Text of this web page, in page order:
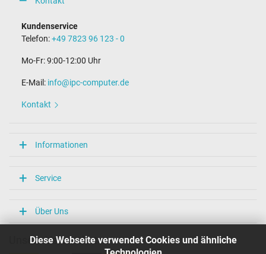
Diese Webseite verwendet Cookies und ähnliche
Kundenservice
Telefon:+49 7823 96 123 - 0
Mo-Fr: 9:00-12:00 Uhr
E-Mail: info@ipc-computer.de
Kontakt
Informationen
Service
Über Uns
Unsere Versandarten